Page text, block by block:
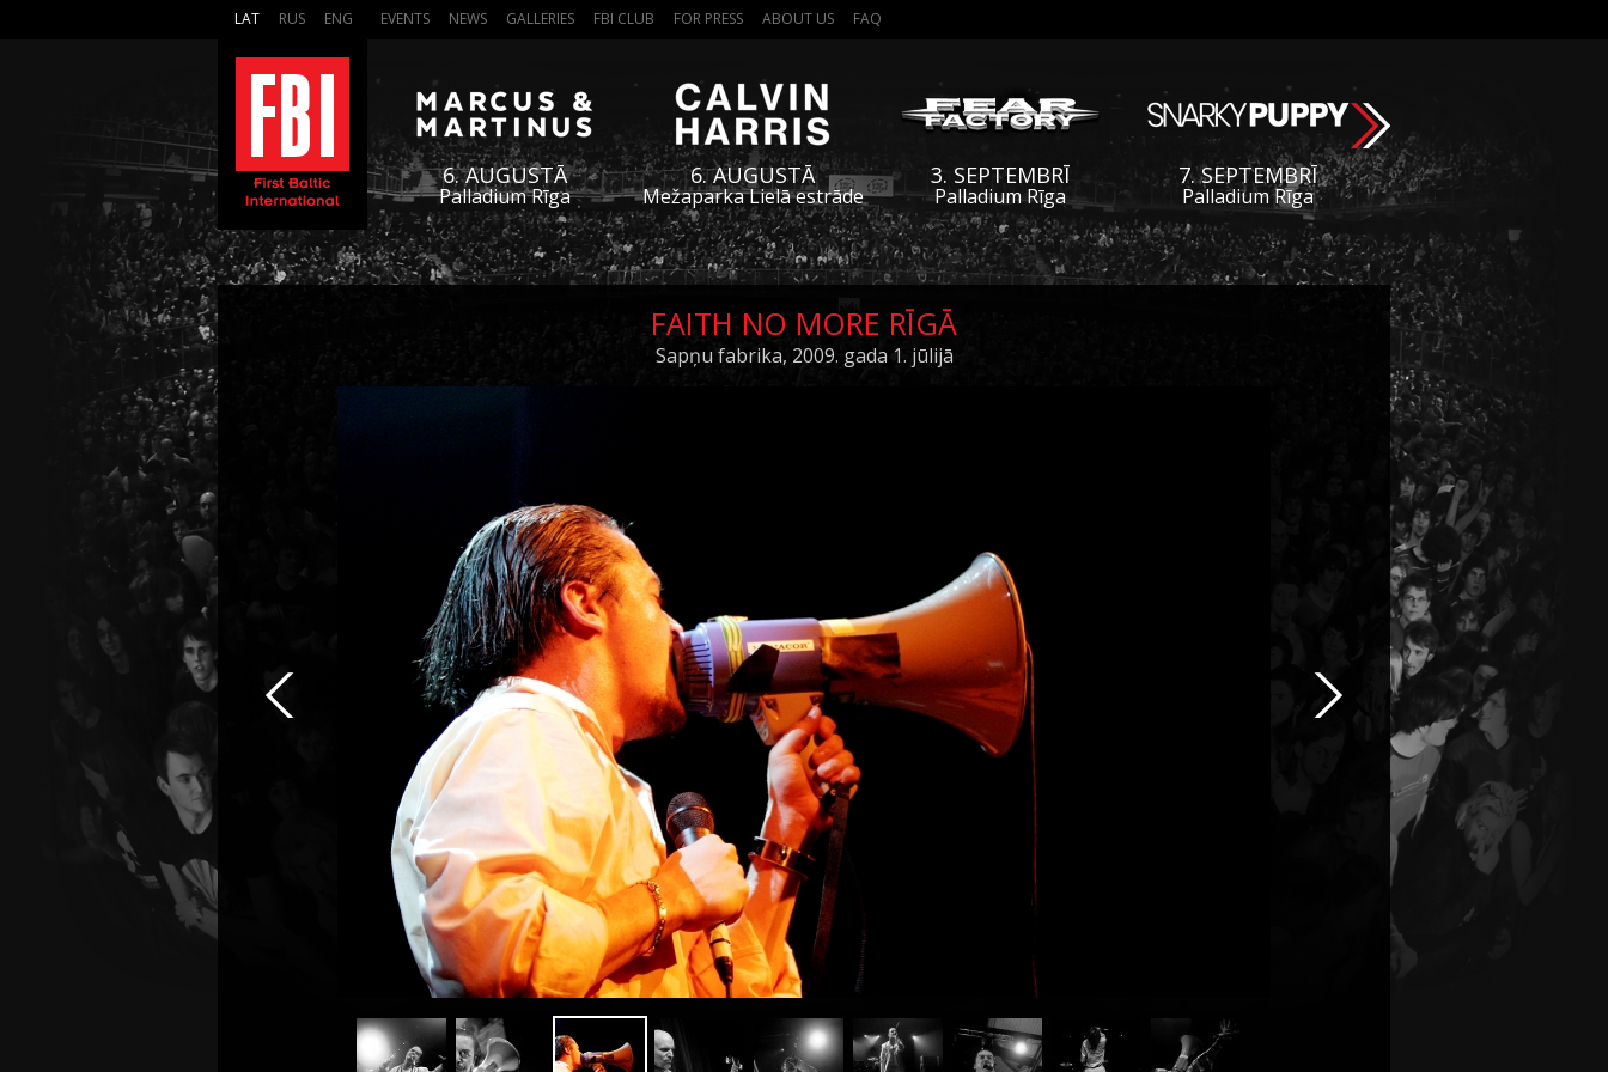
LAT RUS ENG EVENTS NEWS GALLERIES FBI CLUB FOR PRESS ABOUT US FAQ
6. AUGUSTĀ
Palladium Rīga
6. AUGUSTĀ
Mežaparka Lielā estrāde
3. SEPTEMBRĪ
Palladium Rīga
7. SEPTEMBRĪ
Palladium Rīga
FAITH NO MORE RĪGĀ
Sapņu fabrika, 2009. gada 1. jūlijā